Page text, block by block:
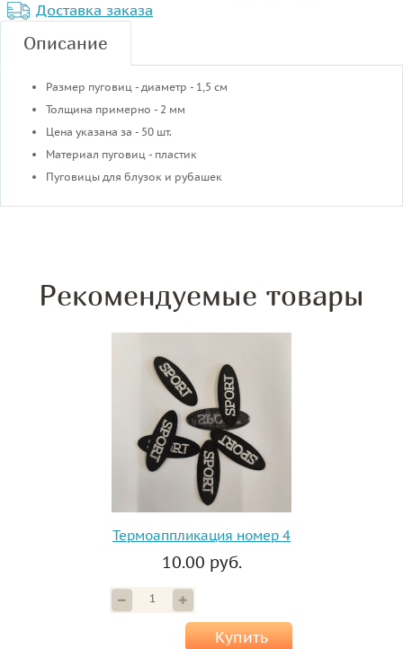
Доставка заказа
Описание
Размер пуговиц - диаметр - 1,5 см
Толщина примерно - 2 мм
Цена указана за - 50 шт.
Материал пуговиц - пластик
Пуговицы для блузок и рубашек
Рекомендуемые товары
Термоаппликация номер 4
10.00 руб.
Купить